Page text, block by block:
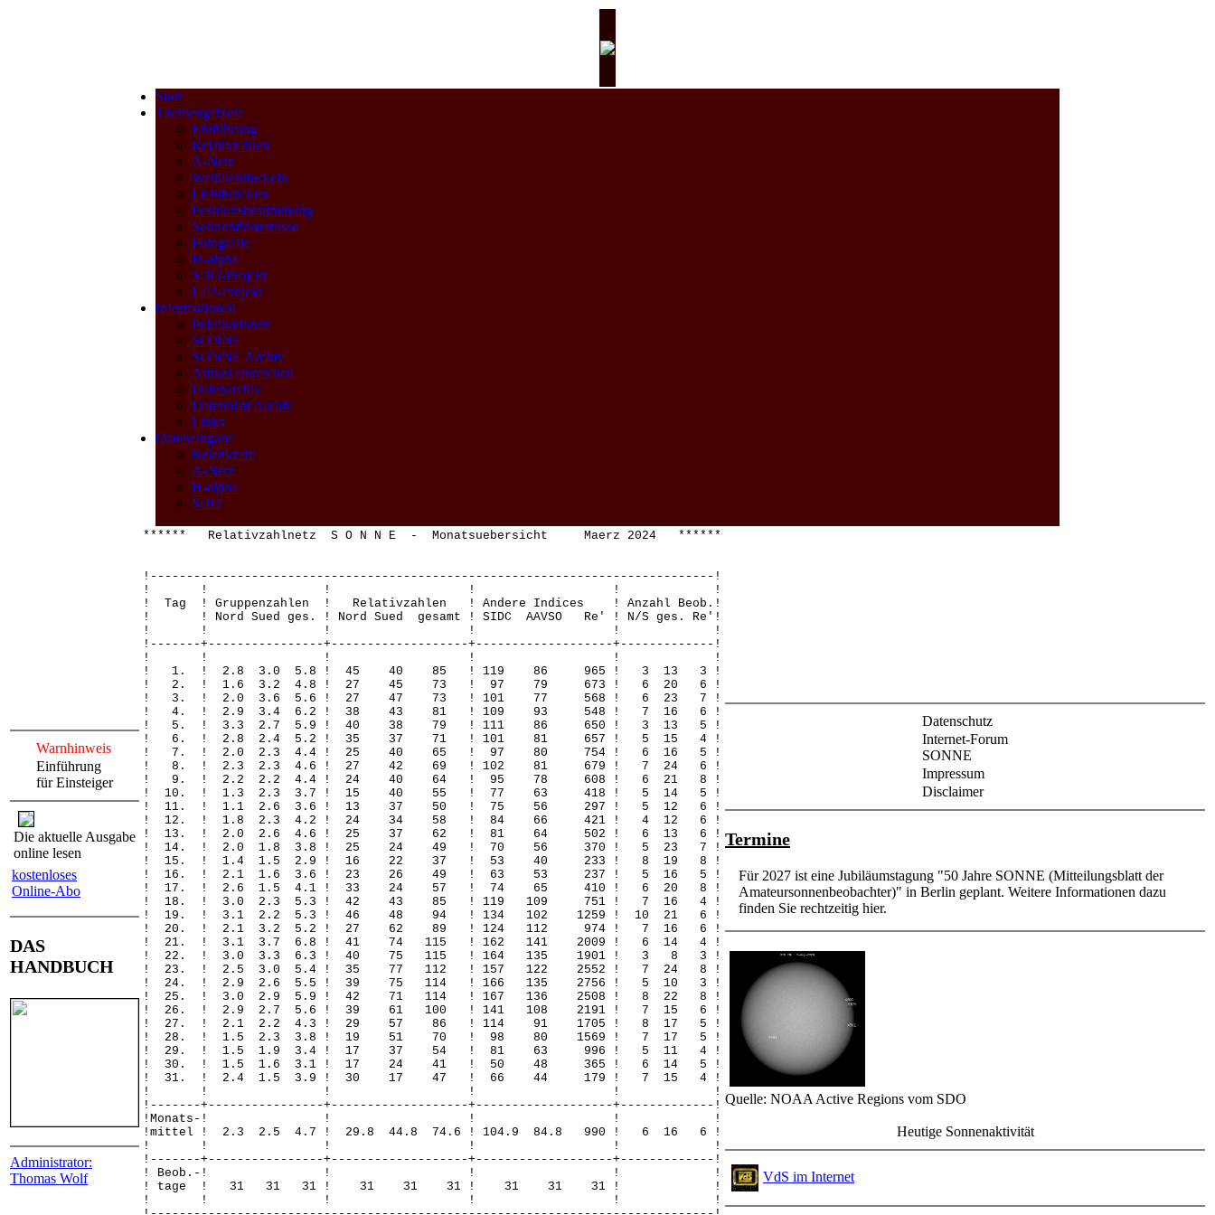
Start
Themengebiete
Einführung
Relativzahlen
A-Netz
Weißlichtfackeln
Lichtbrücken
Positionsbestimmung
Sonnenfinsternisse
Fotografie
H-alpha
SDO-Projekt
LTP-Projekt
Informationen
Publikationen
SONNE
SONNE Archiv
Artikel einreichen
Datenarchiv
Datenblatt Archiv
Links
Dateneingabe
Relativzahl
A-Netz
H-alpha
SDO
Warnhinweis
Einführung
für Einsteiger
Die aktuelle Ausgabe
online lesen
kostenloses
Online-Abo
DAS
HANDBUCH
Administrator:
Thomas Wolf
****** Relativzahlnetz S O N N E - Monatsuebersicht Maerz 2024 ******
!------------------------------------------------------------------------------!
! ! ! ! ! !
! Tag ! Gruppenzahlen ! Relativzahlen ! Andere Indices ! Anzahl Beob.!
! ! Nord Sued ges. ! Nord Sued gesamt ! SIDC AAVSO Re' ! N/S ges. Re'!
! ! ! ! ! !
!-------+----------------+-------------------+-------------------+-------------!
! ! ! ! ! !
! 1. ! 2.8 3.0 5.8 ! 45 40 85 ! 119 86 965 ! 3 13 3 !
! 2. ! 1.6 3.2 4.8 ! 27 45 73 ! 97 79 673 ! 6 20 6 !
! 3. ! 2.0 3.6 5.6 ! 27 47 73 ! 101 77 568 ! 6 23 7 !
! 4. ! 2.9 3.4 6.2 ! 38 43 81 ! 109 93 548 ! 7 16 6 !
! 5. ! 3.3 2.7 5.9 ! 40 38 79 ! 111 86 650 ! 3 13 5 !
! 6. ! 2.8 2.4 5.2 ! 35 37 71 ! 101 81 657 ! 5 15 4 !
! 7. ! 2.0 2.3 4.4 ! 25 40 65 ! 97 80 754 ! 6 16 5 !
! 8. ! 2.3 2.3 4.6 ! 27 42 69 ! 102 81 679 ! 7 24 6 !
! 9. ! 2.2 2.2 4.4 ! 24 40 64 ! 95 78 608 ! 6 21 8 !
! 10. ! 1.3 2.3 3.7 ! 15 40 55 ! 77 63 418 ! 5 14 5 !
! 11. ! 1.1 2.6 3.6 ! 13 37 50 ! 75 56 297 ! 5 12 6 !
! 12. ! 1.8 2.3 4.2 ! 24 34 58 ! 84 66 421 ! 4 12 6 !
! 13. ! 2.0 2.6 4.6 ! 25 37 62 ! 81 64 502 ! 6 13 6 !
! 14. ! 2.0 1.8 3.8 ! 25 24 49 ! 70 56 370 ! 5 23 7 !
! 15. ! 1.4 1.5 2.9 ! 16 22 37 ! 53 40 233 ! 8 19 8 !
! 16. ! 2.1 1.6 3.6 ! 23 26 49 ! 63 53 237 ! 5 16 5 !
! 17. ! 2.6 1.5 4.1 ! 33 24 57 ! 74 65 410 ! 6 20 8 !
! 18. ! 3.0 2.3 5.3 ! 42 43 85 ! 119 109 751 ! 7 16 4 !
! 19. ! 3.1 2.2 5.3 ! 46 48 94 ! 134 102 1259 ! 10 21 6 !
! 20. ! 2.1 3.2 5.2 ! 27 62 89 ! 124 112 974 ! 7 16 6 !
! 21. ! 3.1 3.7 6.8 ! 41 74 115 ! 162 141 2009 ! 6 14 4 !
! 22. ! 3.0 3.3 6.3 ! 40 75 115 ! 164 135 1901 ! 3 8 3 !
! 23. ! 2.5 3.0 5.4 ! 35 77 112 ! 157 122 2552 ! 7 24 8 !
! 24. ! 2.9 2.6 5.5 ! 39 75 114 ! 166 135 2756 ! 5 10 3 !
! 25. ! 3.0 2.9 5.9 ! 42 71 114 ! 167 136 2508 ! 8 22 8 !
! 26. ! 2.9 2.7 5.6 ! 39 61 100 ! 141 108 2191 ! 7 15 6 !
! 27. ! 2.1 2.2 4.3 ! 29 57 86 ! 114 91 1705 ! 8 17 5 !
! 28. ! 1.5 2.3 3.8 ! 19 51 70 ! 98 80 1569 ! 7 17 5 !
! 29. ! 1.5 1.9 3.4 ! 17 37 54 ! 81 63 996 ! 5 11 4 !
! 30. ! 1.5 1.6 3.1 ! 17 24 41 ! 50 48 365 ! 6 14 5 !
! 31. ! 2.4 1.5 3.9 ! 30 17 47 ! 66 44 179 ! 7 15 4 !
! ! ! ! ! !
!-------+----------------+-------------------+-------------------+-------------!
!Monats-! ! ! ! !
!mittel ! 2.3 2.5 4.7 ! 29.8 44.8 74.6 ! 104.9 84.8 990 ! 6 16 6 !
! ! ! ! ! !
!-------+----------------+-------------------+-------------------+-------------!
! Beob.-! ! ! ! !
! tage ! 31 31 31 ! 31 31 31 ! 31 31 31 ! !
! ! ! ! ! !
Datenschutz
Internet-Forum
SONNE
Impressum
Disclaimer
Termine
Für 2027 ist eine Jubiläumstagung "50 Jahre SONNE (Mitteilungsblatt der
Amateursonnenbeobachter)" in Berlin geplant. Weitere Informationen dazu
finden Sie rechtzeitig hier.
Quelle: NOAA Active Regions vom SDO
Heutige Sonnenaktivität
VdS im Internet